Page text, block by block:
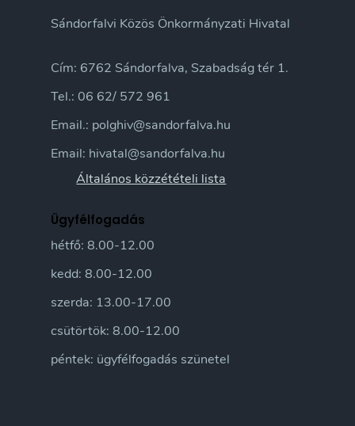
Sándorfalvi Közös Önkormányzati Hivatal
Cím: 6762 Sándorfalva, Szabadság tér 1.
Tel.: 06 62/ 572 961
Email.: polghiv@sandorfalva.hu
Email: hivatal@sandorfalva.hu
Általános közzétételi lista
Ügyfélfogadás
hétfő: 8.00-12.00
kedd: 8.00-12.00
szerda: 13.00-17.00
csütörtök: 8.00-12.00
péntek: ügyfélfogadás szünetel